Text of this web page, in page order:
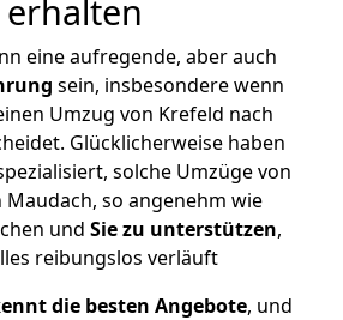
erhalten
eine aufregende, aber auch
sein, insbesondere wenn
Umzug von Krefeld nach
Glücklicherweise haben
solche Umzüge von
Maudach, so angenehm wie
und Sie zu unterstützen,
reibungslos verläuft
die besten Angebote, und